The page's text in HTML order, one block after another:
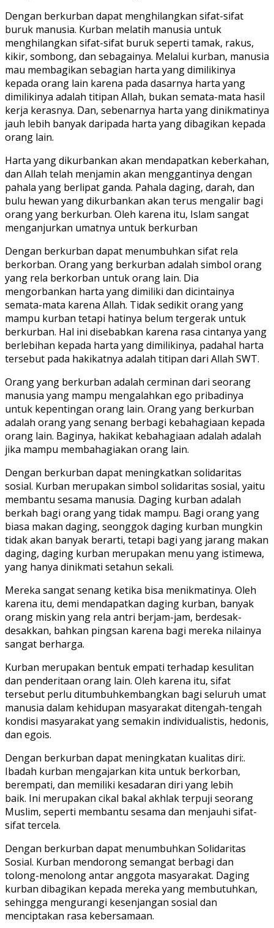
Dengan berkurban dapat menghilangkan sifat-sifat
buruk manusia. Kurban melatih manusia untuk
menghilangkan sifat-sifat buruk seperti tamak, rakus,
kikir, sombong, dan sebagainya. Melalui kurban, manusia
mau membagikan sebagian harta yang dimilikinya
kepada orang lain karena pada dasarnya harta yang
dimilikinya adalah titipan Allah, bukan semata-mata hasil
kerja kerasnya. Dan, sebenarnya harta yang dinikmatinya
jauh lebih banyak daripada harta yang dibagikan kepada
orang lain.
Harta yang dikurbankan akan mendapatkan keberkahan,
dan Allah telah menjamin akan menggantinya dengan
pahala yang berlipat ganda. Pahala daging, darah, dan
bulu hewan yang dikurbankan akan terus mengalir bagi
orang yang berkurban. Oleh karena itu, Islam sangat
menganjurkan umatnya untuk berkurban
Dengan berkurban dapat menumbuhkan sifat rela
berkorban. Orang yang berkurban adalah simbol orang
yang rela berkorban untuk orang lain. Dia
mengorbankan harta yang dimiliki dan dicintainya
semata-mata karena Allah. Tidak sedikit orang yang
mampu kurban tetapi hatinya belum tergerak untuk
berkurban. Hal ini disebabkan karena rasa cintanya yang
berlebihan kepada harta yang dimilikinya, padahal harta
tersebut pada hakikatnya adalah titipan dari Allah SWT.
Orang yang berkurban adalah cerminan dari seorang
manusia yang mampu mengalahkan ego pribadinya
untuk kepentingan orang lain. Orang yang berkurban
adalah orang yang senang berbagi kebahagiaan kepada
orang lain. Baginya, hakikat kebahagiaan adalah adalah
jika mampu membahagiakan orang lain.
Dengan berkurban dapat meningkatkan solidaritas
sosial. Kurban merupakan simbol solidaritas sosial, yaitu
membantu sesama manusia. Daging kurban adalah
berkah bagi orang yang tidak mampu. Bagi orang yang
biasa makan daging, seonggok daging kurban mungkin
tidak akan banyak berarti, tetapi bagi yang jarang makan
daging, daging kurban merupakan menu yang istimewa,
yang hanya dinikmati setahun sekali.
Mereka sangat senang ketika bisa menikmatinya. Oleh
karena itu, demi mendapatkan daging kurban, banyak
orang miskin yang rela antri berjam-jam, berdesak-
desakkan, bahkan pingsan karena bagi mereka nilainya
sangat berharga.
Kurban merupakan bentuk empati terhadap kesulitan
dan penderitaan orang lain. Oleh karena itu, sifat
tersebut perlu ditumbuhkembangkan bagi seluruh umat
manusia dalam kehidupan masyarakat ditengah-tengah
kondisi masyarakat yang semakin individualistis, hedonis,
dan egois.
Dengan berkurban dapat meningkatan kualitas diri:.
Ibadah kurban mengajarkan kita untuk berkorban,
berempati, dan memiliki kesadaran diri yang lebih
baik. Ini merupakan cikal bakal akhlak terpuji seorang
Muslim, seperti membantu sesama dan menjauhi sifat-
sifat tercela.
Dengan berkurban dapat menumbuhkan Solidaritas
Sosial. Kurban mendorong semangat berbagi dan
tolong-menolong antar anggota masyarakat. Daging
kurban dibagikan kepada mereka yang membutuhkan,
sehingga mengurangi kesenjangan sosial dan
menciptakan rasa kebersamaan.